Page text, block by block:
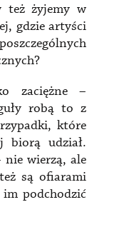
też żyjemy w
gdzie artyści
zaciężne –
robą to z
które
biorą udział.
wierzą, ale
są ofiarami
podchodzić